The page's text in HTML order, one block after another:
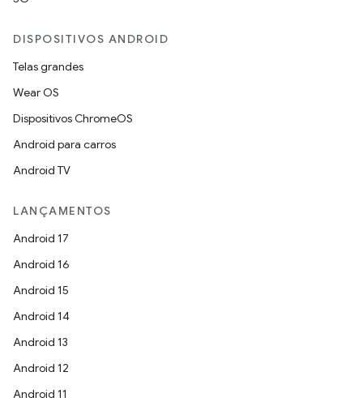
DISPOSITIVOS ANDROID
Telas grandes
Wear OS
Dispositivos ChromeOS
Android para carros
Android TV
LANÇAMENTOS
Android 17
Android 16
Android 15
Android 14
Android 13
Android 12
Android 11